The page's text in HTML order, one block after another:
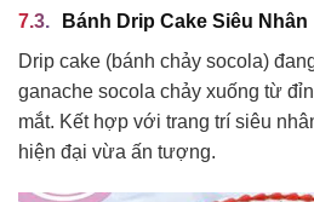
Bánh Drip Cake Siêu Nhân
Drip cake (bánh chảy socola)
ganache socola chảy xuống từ
mắt. Kết hợp với trang trí siêu
hiện đại vừa ấn tượng.